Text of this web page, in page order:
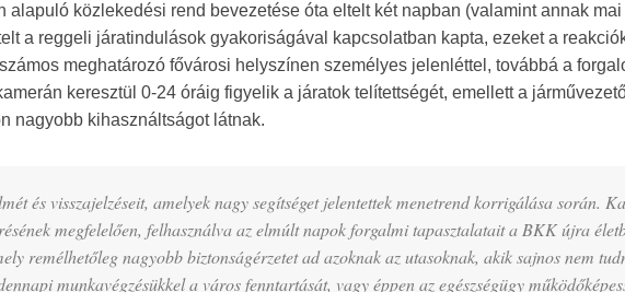
alapuló közlekedési rend bevezetése óta eltelt két napban (valamint annak
a reggeli járatindulások gyakoriságával kapcsolatban kapta, ezeket a
meghatározó fővárosi helyszínen személyes jelenléttel, továbbá a
keresztül 0-24 óráig figyelik a járatok telítettségét, emellett a
nagyobb kihasználtságot látnak.
és visszajelzéseit, amelyek nagy segítséget jelentettek menetrend korrigálása során.
megfelelően, felhasználva az elmúlt napok forgalmi tapasztalatait a BKK újra
remélhetőleg nagyobb biztonságérzetet ad azoknak az utasoknak, akik sajnos nem
munkavégzésükkel a város fenntartását, vagy éppen az egészségügy